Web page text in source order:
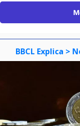
BBCL Explica >